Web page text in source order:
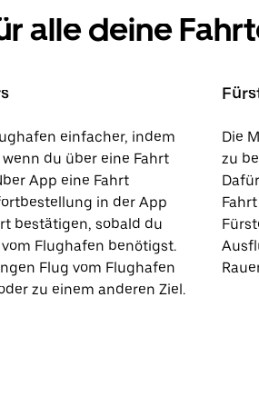
alle deine
einfacher, indem
du über eine Fahrt
App eine Fahrt
in der App
bestätigen, sobald du
Flughafen benötigst.
Flug vom Flughafen
zu einem anderen Ziel.
Die
zu